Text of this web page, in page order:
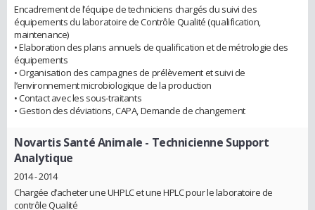
Encadrement de l’équipe de techniciens chargés du suivi des
équipements du laboratoire de Contrôle Qualité (qualification,
maintenance)
• Elaboration des plans annuels de qualification et de métrologie des
équipements
• Organisation des campagnes de prélèvement et suivi de
l’environnement microbiologique de la production
• Contact avec les sous-traitants
• Gestion des déviations, CAPA, Demande de changement
Novartis Santé Animale - Technicienne Support
Analytique
2014 - 2014
Chargée d’acheter une UHPLC et une HPLC pour le laboratoire de
contrôle Qualité